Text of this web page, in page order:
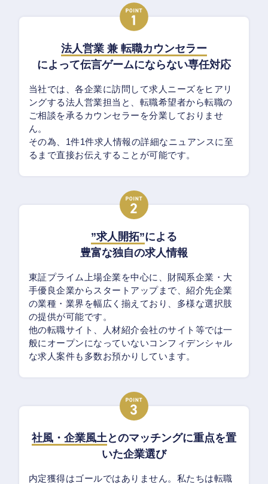
法人営業 兼 転職カウンセラー
によって伝言ゲームにならない専任対応
当社では、各企業に訪問して求人ニーズをヒアリ
ングする法人営業担当と、転職希望者から転職の
ご相談を承るカウンセラーを分業しておりませ
ん。
その為、1件1件求人情報の詳細なニュアンスに至
るまで直接お伝えすることが可能です。
”求人開拓”による
豊富な独自の求人情報
東証プライム上場企業を中心に、財閥系企業・大
手優良企業からスタートアップまで、紹介先企業
の業種・業界を幅広く揃えており、多様な選択肢
の提供が可能です。
他の転職サイト、人材紹介会社のサイト等では一
般にオープンになっていないコンフィデンシャル
な求人案件も多数お預かりしています。
社風・企業風土とのマッチングに重点を置
いた企業選び
内定獲得はゴールではありません。私たちは転職